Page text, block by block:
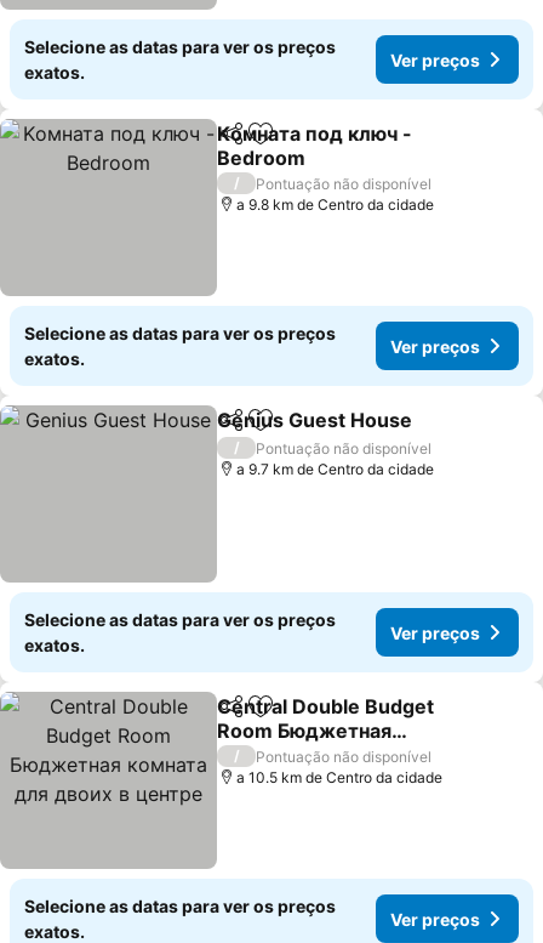
Selecione as datas para ver os preços
exatos.
Ver preços
PartilharAdicionar aos favoritos
Kомната под ключ -
Bedroom
Ver preços
/
Pontuação não disponível
a 9.8 km de Centro da cidade
Selecione as datas para ver os preços
exatos.
Ver preços
PartilharAdicionar aos favoritos
Genius Guest House
/
Pontuação não disponível
a 9.7 km de Centro da cidade
Selecione as datas para ver os preços
exatos.
Ver preços
PartilharAdicionar aos favoritos
Central Double Budget
Room Бюджетная
комната для двоих в
центре
Ver preços
/
Pontuação não disponível
a 10.5 km de Centro da cidade
Selecione as datas para ver os preços
exatos.
Ver preços